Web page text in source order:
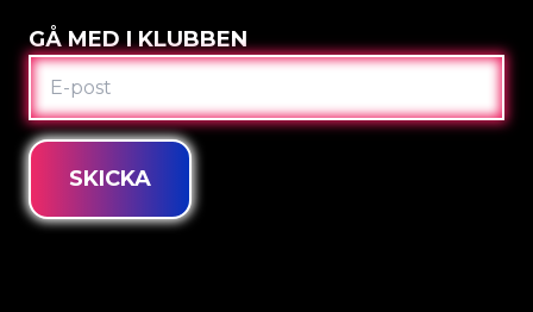
GÅ MED I KLUBBEN
E-
POST
SKICKA